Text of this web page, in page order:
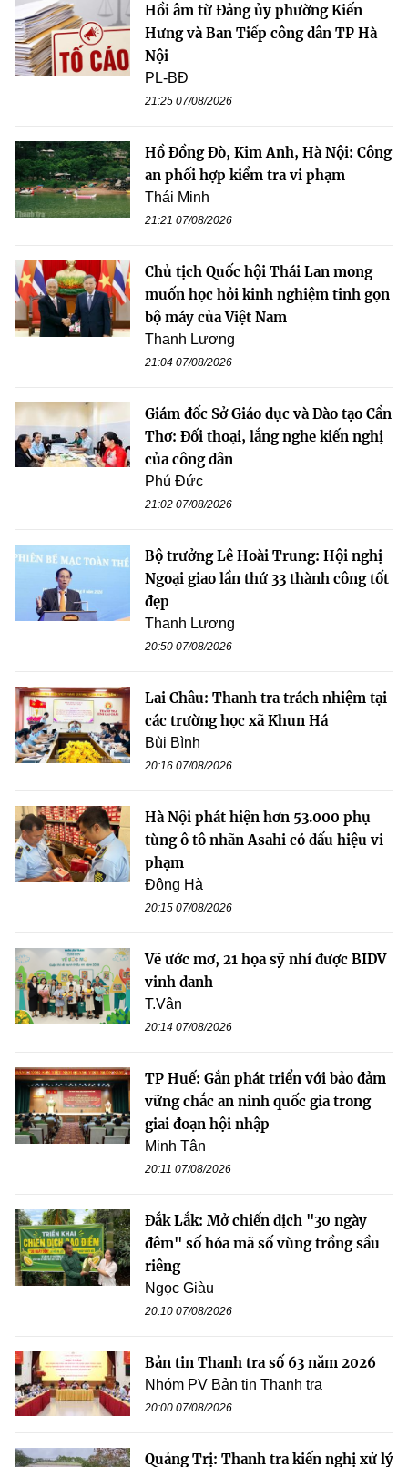
Hồi âm từ Đảng ủy phường Kiến
Hưng và Ban Tiếp công dân TP Hà
Nội
PL-BĐ
21:25 07/08/2026
Hồ Đồng Đò, Kim Anh, Hà Nội: Công
an phối hợp kiểm tra vi phạm
Thái Minh
21:21 07/08/2026
Chủ tịch Quốc hội Thái Lan mong
muốn học hỏi kinh nghiệm tinh gọn
bộ máy của Việt Nam
Thanh Lương
21:04 07/08/2026
Giám đốc Sở Giáo dục và Đào tạo Cần
Thơ: Đối thoại, lắng nghe kiến nghị
của công dân
Phú Đức
21:02 07/08/2026
Bộ trưởng Lê Hoài Trung: Hội nghị
Ngoại giao lần thứ 33 thành công tốt
đẹp
Thanh Lương
20:50 07/08/2026
Lai Châu: Thanh tra trách nhiệm tại
các trường học xã Khun Há
Bùi Bình
20:16 07/08/2026
Hà Nội phát hiện hơn 53.000 phụ
tùng ô tô nhãn Asahi có dấu hiệu vi
phạm
Đông Hà
20:15 07/08/2026
Vẽ ước mơ, 21 họa sỹ nhí được BIDV
vinh danh
T.Vân
20:14 07/08/2026
TP Huế: Gắn phát triển với bảo đảm
vững chắc an ninh quốc gia trong
giai đoạn hội nhập
Minh Tân
20:11 07/08/2026
Đắk Lắk: Mở chiến dịch "30 ngày
đêm" số hóa mã số vùng trồng sầu
riêng
Ngọc Giàu
20:10 07/08/2026
Bản tin Thanh tra số 63 năm 2026
Nhóm PV Bản tin Thanh tra
20:00 07/08/2026
Quảng Trị: Thanh tra kiến nghị xử lý